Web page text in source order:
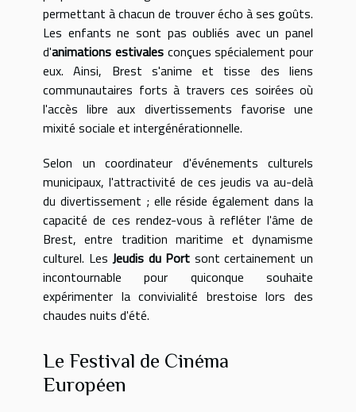
permettant à chacun de trouver écho à ses goûts.
Les enfants ne sont pas oubliés avec un panel
d'animations estivalesconçues spécialement pour
eux. Ainsi, Brest s'anime et tisse des liens
communautaires forts à travers ces soirées où
l'accès libre aux divertissements favorise une
mixité sociale et intergénérationnelle.
Selon un coordinateur d'événements culturels
municipaux, l'attractivité de ces jeudis va au-delà
du divertissement ; elle réside également dans la
capacité de ces rendez-vous à refléter l'âme de
Brest, entre tradition maritime et dynamisme
culturel. LesJeudis du Port sont certainement un
incontournable pour quiconque souhaite
expérimenter la convivialité brestoise lors des
chaudes nuits d'été.
Le Festival de Cinéma
Européen